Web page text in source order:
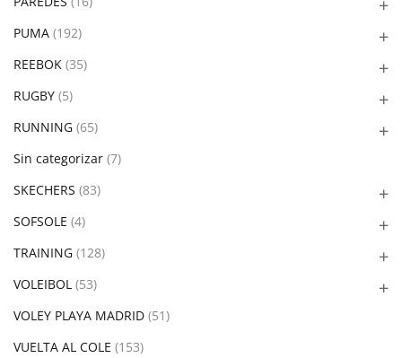
PUMA (192)
REEBOK (35)
RUGBY (5)
RUNNING (65)
Sin categorizar (7)
SKECHERS (83)
SOFSOLE (4)
TRAINING (128)
VOLEIBOL (53)
VOLEY PLAYA MADRID (51)
VUELTA AL COLE (153)